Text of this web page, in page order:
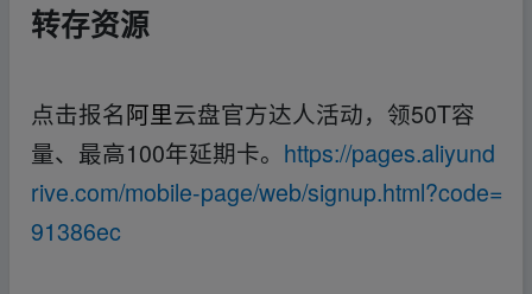
转存资源
点击报名阿里云盘官方达人活动，领50T容
量、最高100年延期卡。 https://pages.aliyund
rive.com/mobile-page/web/signup.html?code=
91386ec